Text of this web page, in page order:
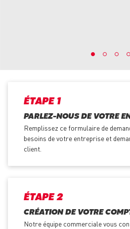
ÉTAPE 1
PARLEZ-NOUS DE VOTRE
Remplissez ce formulaire de
besoins de votre entreprise et
client.
ÉTAPE 2
CRÉATION DE VOTRE
Notre équipe commerciale vous